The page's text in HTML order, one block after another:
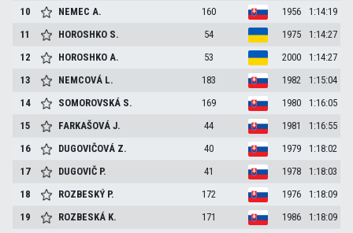
10
NEMECA. 160 1956
1:14:19
11
HOROSHKO S. 54 1975
1:14:27
12
HOROSHKOA. 53 2000
1:14:27
13
NEMCOVÁ L. 183 1982
1:15:04
14
SOMOROVSKÁ S. 169 1980
1:16:05
15
FARKAŠOVÁJ. 44 1981
1:16:55
16
DUGOVIČOVÁ Z. 40 1979
1:18:02
17
DUGOVIČ P. 41 1978
1:18:03
18
ROZBESKÝ P. 172 1976
1:18:09
19
ROZBESKÁ K. 171 1986
1:18:09